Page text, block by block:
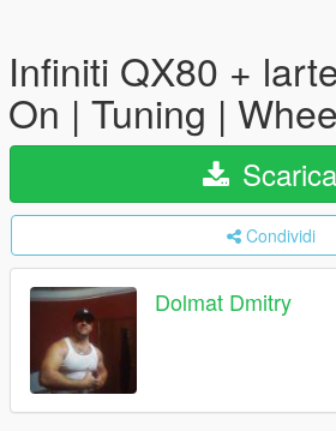
Infiniti QX80 +
On | Tuning |
Scarica
Condividi
Dolmat Dmitry